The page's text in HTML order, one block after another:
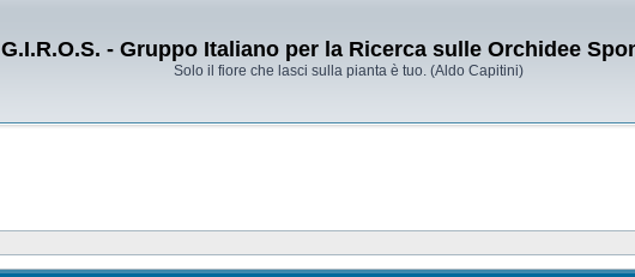
G.I.R.O.S. - Gruppo Italiano per la Ricerca sulle Orchidee
Solo il fiore che lasci sulla pianta è tuo. (Aldo Capitini)